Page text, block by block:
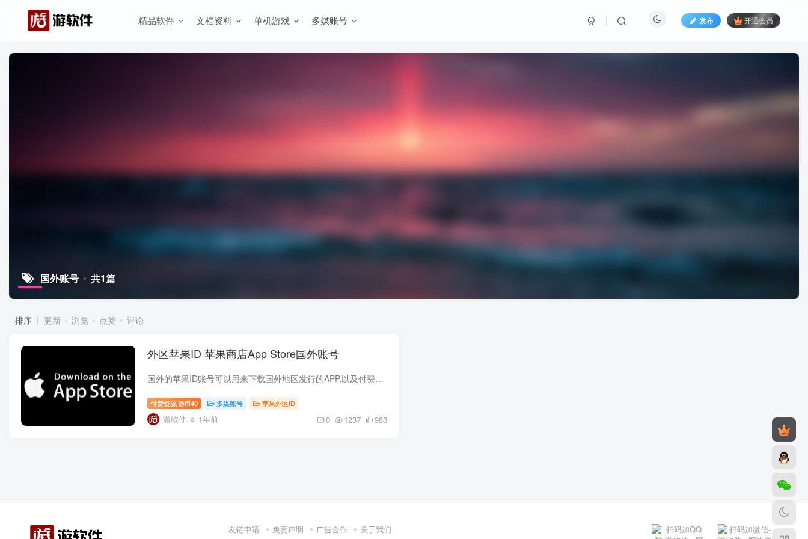
精品软件 文档资料 单机游戏 多媒账号 发布 开通会员
国外账号 共1篇
排序 更新 浏览 点赞 评论
外区苹果ID 苹果商店App Store国外账号
国外的苹果ID账号可以用来下载国外地区发行的APP,以及付费消费国外当地地区的苹果商店iTunes,music等的付费服务。强烈建议您如果只下载从AppStore登陆苹果账号，别从设置中登陆，如果必须从设置...
付费资源 游币40 多媒账号 苹果外区ID
游软件 1年前 0 1237 983
友链申请 免责声明 广告合作 关于我们